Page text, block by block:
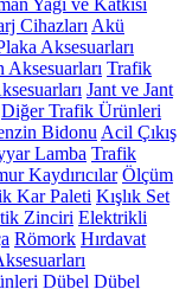
Yağı ve Katkısı
Cihazları Akü
Aksesuarları
Aksesuarları Trafik
Jant ve Jant
Diğer Trafik Ürünleri
Bidonu Acil Çıkış
Lamba Trafik
Kaydırıcılar Ölçüm
Kar Paleti Kışlık Set
Zinciri Elektrikli
Römork Hırdavat
Dübel Dübel